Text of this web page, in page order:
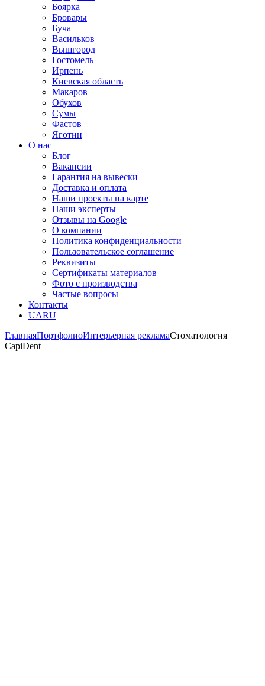
Боярка
Бровары
Буча
Васильков
Вышгород
Гостомель
Ирпень
Киевская область
Макаров
Обухов
Сумы
Фастов
Яготин
О нас
Блог
Вакансии
Гарантия на вывески
Доставка и оплата
Наши проекты на карте
Наши эксперты
Отзывы на Google
О компании
Политика конфиденциальности
Пользовательское соглашение
Реквизиты
Сертификаты материалов
Фото с производства
Частые вопросы
Контакты
UARU
ГлавнаяПортфолиоИнтерьерная рекламаСтоматология
CapiDent